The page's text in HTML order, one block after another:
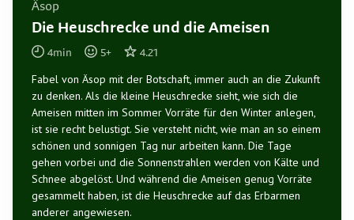
Äsop
Die Heuschrecke und die Ameisen
4min 5+ 4.21
Fabel von Äsop mit der Botschaft, immer auch an die Zukunft
zu denken. Als die kleine Heuschrecke sieht, wie sich die
Ameisen mitten im Sommer Vorräte für den Winter anlegen,
ist sie recht belustigt. Sie versteht nicht, wie man an so einem
schönen und sonnigen Tag nur arbeiten kann. Die Tage
gehen vorbei und die Sonnenstrahlen werden von Kälte und
Schnee abgelöst. Und während die Ameisen genug Vorräte
gesammelt haben, ist die Heuschrecke auf das Erbarmen
anderer angewiesen.